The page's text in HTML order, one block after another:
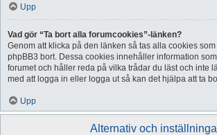
Upp
Vad gör “Ta bort alla forumcookies”-länken?
Genom att klicka på den länken så tas alla cookies
phpBB3 bort. Dessa cookies innehåller information
forumet och håller reda på vilka trådar du läst och inte
med att logga in eller logga ut så kan det hjälpa att ta
Upp
Alternativ och